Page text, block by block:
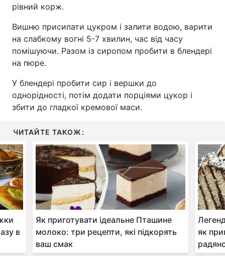
рівний корж.
Вишню присипати цукром і залити водою, варити
на слабкому вогні 5-7 хвилин, час від часу
помішуючи. Разом із сиропом пробити в блендері
на пюре.
У блендері пробити сир і вершки до
однорідності, потім додати порціями цукор і
збити до гладкої кремової маси.
ЧИТАЙТЕ ТАКОЖ:
в
Як приготувати ідеальне Пташине
молоко: три рецепти, які підкорять
ваш смак
як